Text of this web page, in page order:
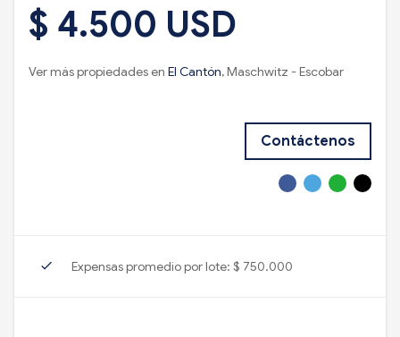
$ 4.500 USD
Ver más propiedades en El Cantón, Maschwitz - Escobar
Contáctenos
check Expensas promedio por lote: $ 750.000